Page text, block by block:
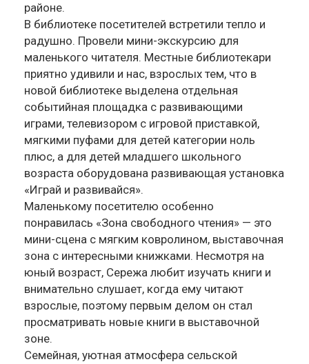
районе.
В библиотеке посетителей встретили тепло и
радушно. Провели мини-экскурсию для
маленького читателя. Местные библиотекари
приятно удивили и нас, взрослых тем, что в
новой библиотеке выделена отдельная
событийная площадка с развивающими
играми, телевизором с игровой приставкой,
мягкими пуфами для детей категории ноль
плюс, а для детей младшего школьного
возраста оборудована развивающая установка
«Играй и развивайся».
Маленькому посетителю особенно
понравилась «Зона свободного чтения» — это
мини-сцена с мягким ковролином, выставочная
зона с интересными книжками. Несмотря на
юный возраст, Сережа любит изучать книги и
внимательно слушает, когда ему читают
взрослые, поэтому первым делом он стал
просматривать новые книги в выставочной
зоне.
Семейная, уютная атмосфера сельской